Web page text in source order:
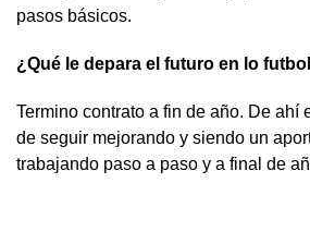
pasos básicos.
¿Qué le depara el futuro en lo
Termino contrato a fin de año. De ahí
de seguir mejorando y siendo un
trabajando paso a paso y a final de